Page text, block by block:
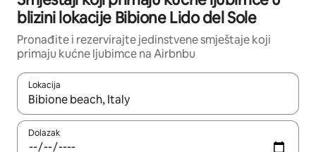
blizini lokacije Bibione Lido del Sole
Pronađite i rezervirajte jedinstvene smještaje koji
primaju kućne ljubimce na Airbnbu
Lokacija
Kada budu dostupni rezultati, moći ćete ih pregledati
Dolazak